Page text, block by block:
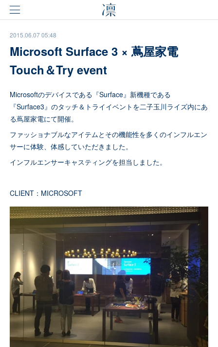
2015.06.07 05:48
Microsoft Surface 3 × 蔦屋家電
Touch＆Try event
Microsoftのデバイスである『Surface』新機種である
『Surface3』のタッチ＆トライイベントを二子玉川ライズ内にあ
る蔦屋家電にて開催。
ファッショナブルなアイテムとその機能性を多くのインフルエン
サーに体験、体感していただきました。
インフルエンサーキャスティングを担当しました。
CLIENT：MICROSOFT